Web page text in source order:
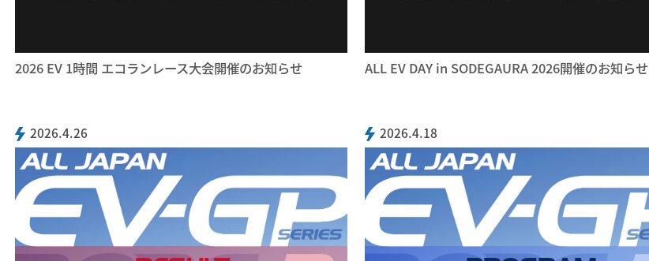
2026 EV 1時間 エコランレース大会開催のお知らせ ALL EV DAY in SODEGAURA 2026開催のお知らせ
2026.4.26 2026.4.18